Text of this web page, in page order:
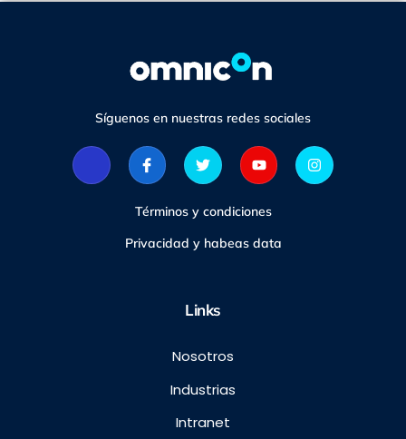
Síguenos en nuestras redes sociales
Términos y condiciones
Privacidad y habeas data
Links
Nosotros
Industrias
Intranet